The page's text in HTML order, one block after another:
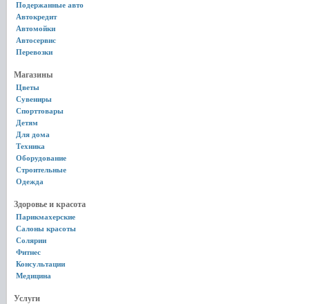
Подержанные авто
Автокредит
Автомойки
Автосервис
Перевозки
Магазины
Цветы
Сувениры
Спорттовары
Детям
Для дома
Техника
Оборудование
Строительные
Одежда
Здоровье и красота
Парикмахерские
Салоны красоты
Солярии
Фитнес
Консультации
Медицина
Услуги